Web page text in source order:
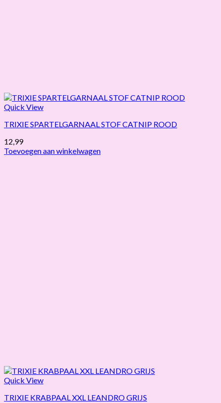
Quick View
TRIXIE SPARTELGARNAAL STOF CATNIP ROOD
12,99
Toevoegen aan winkelwagen
Quick View
TRIXIE KRABPAAL XXL LEANDRO GRIJS